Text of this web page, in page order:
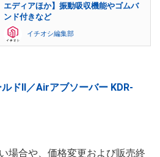
エディアほか】振動吸収機能やゴムバ
ンド付きなど
イチオシ編集部
ドⅡ／Airアブソーバー KDR-
場合や、価格変更および販売終